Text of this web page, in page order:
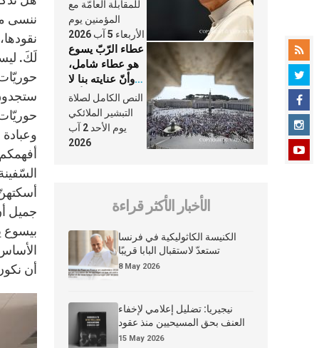
ننسى
لَكَ.
جميل
بيسوع
أن
الكنيسة
للمقابلة العامّة مع
المؤمنين يوم
الأربعاء 5 آب 2026
عطاء الرّبّ يسوع
هو عطاء شامل،
وأنّ عنايته بنا لا
تغيب عنّا أبدًا
النص الكامل لصلاة
التبشير الملائكي
يوم الأحد 2 آب
2026
الأخبار الأكثر قراءة
الكنيسة الكاثوليكية في فرنسا
تستعدّ لاستقبال البابا قريبًا
8 May 2026
نيجيريا: تضليل إعلامي لإخفاء
العنف بحق المسيحيين منذ عقود
15 May 2026